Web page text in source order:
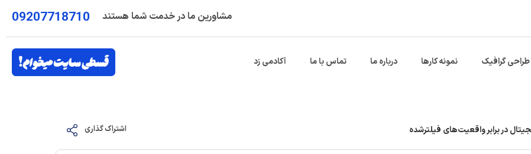
مشاورین ما در خدمت شما هستند 09207718710
طراحی گرافیک نمونه کارها درباره ما تماس با ما آکادمی زد
در برابر واقعیت‌های فیلترشده اشتراک گذاری